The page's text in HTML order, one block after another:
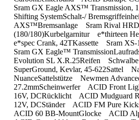
Sram GX Eagle AXS™ Transmission,
Shifting SystemSchalt-/
AXS™Bremsanlage Sram Rival
(180/180)Kurbelgarnitur e*thirteen
e*spec Crank, 42TKassette Sram
Sram GX Eagle™
Evolution SL X.R.25Reifen
SuperGround, Kevlar, 45-622Sattel
NuanceSattelstütze Newmen
27.2mmScheinwerfer ACID Front
16V, DCRücklicht ACID Mudguard
12V, DCStänder ACID FM Pure
ACID 60 BB-MountGlocke ACID